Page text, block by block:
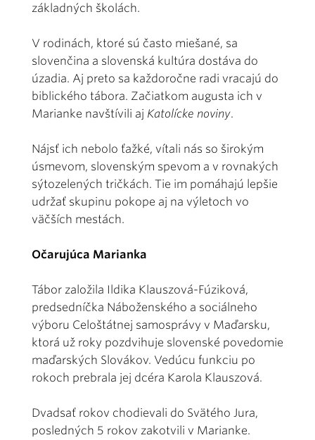
základných školách.
V rodinách, ktoré sú často miešané, sa
slovenčina a slovenská kultúra dostáva do
úzadia. Aj preto sa každoročne radi vracajú do
biblického tábora. Začiatkom augusta ich v
Marianke navštívili aj Katolícke noviny.
Nájsť ich nebolo ťažké, vítali nás so širokým
úsmevom, slovenským spevom a v rovnakých
sýtozelených tričkách. Tie im pomáhajú lepšie
udržať skupinu pokope aj na výletoch vo
väčších mestách.
Očarujúca Marianka
Tábor založila Ildika Klauszová-Fúziková,
predsedníčka Náboženského a sociálneho
výboru Celoštátnej samosprávy v Maďarsku,
ktorá už roky pozdvihuje slovenské povedomie
maďarských Slovákov. Vedúcu funkciu po
rokoch prebrala jej dcéra Karola Klauszová.
Dvadsať rokov chodievali do Svätého Jura,
posledných 5 rokov zakotvili v Marianke.